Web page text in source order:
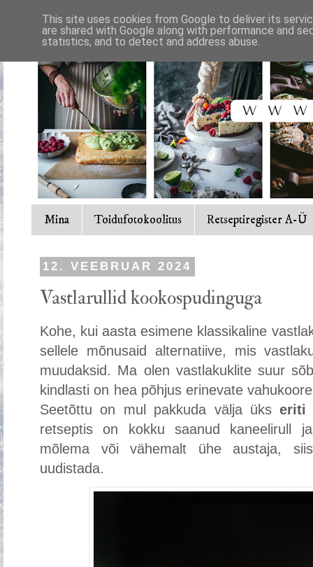
Mina Toidufotokoolitus Retseptiregister A-Ü
12. VEEBRUAR 2024
Vastlarullid kookospudinguga
Kohe, kui aasta esimene klassikaline
sellele mõnusaid alternatiive, mis
muudaksid. Ma olen vastlakuklite suur
kindlasti on hea põhjus erinevate
Seetõttu on mul pakkuda välja ükseriti
retseptis on kokku saanud kaneelirull
mõlema või vähemalt ühe austaja,
uudistada.
This site uses cookies from Google to deliver its
are shared with Google along with performance and
statistics, and to detect and address abuse.